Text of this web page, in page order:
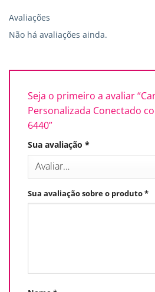
Avaliações
Não há avaliações ainda.
Seja o primeiro a avaliar
Personalizada Conectado
6440”
Sua avaliação *
Sua avaliação sobre o produto*